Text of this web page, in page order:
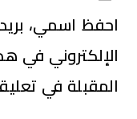
احفظ اسمي،
الإلكتروني في
المقبلة في